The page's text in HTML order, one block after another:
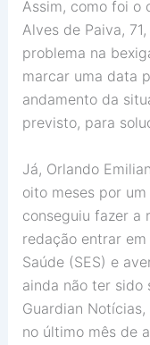
Assim, como foi o
Alves de Paiva,
problema na
marcar uma data
andamento da
previsto, para
Já, Orlando
oito meses por
conseguiu fazer a
redação entrar
Saúde (SES) e
ainda não ter sido
Guardian
no último mês de